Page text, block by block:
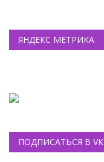
ЯНДЕКС МЕТРИКА
ПОДПИСАТЬСЯ В VK